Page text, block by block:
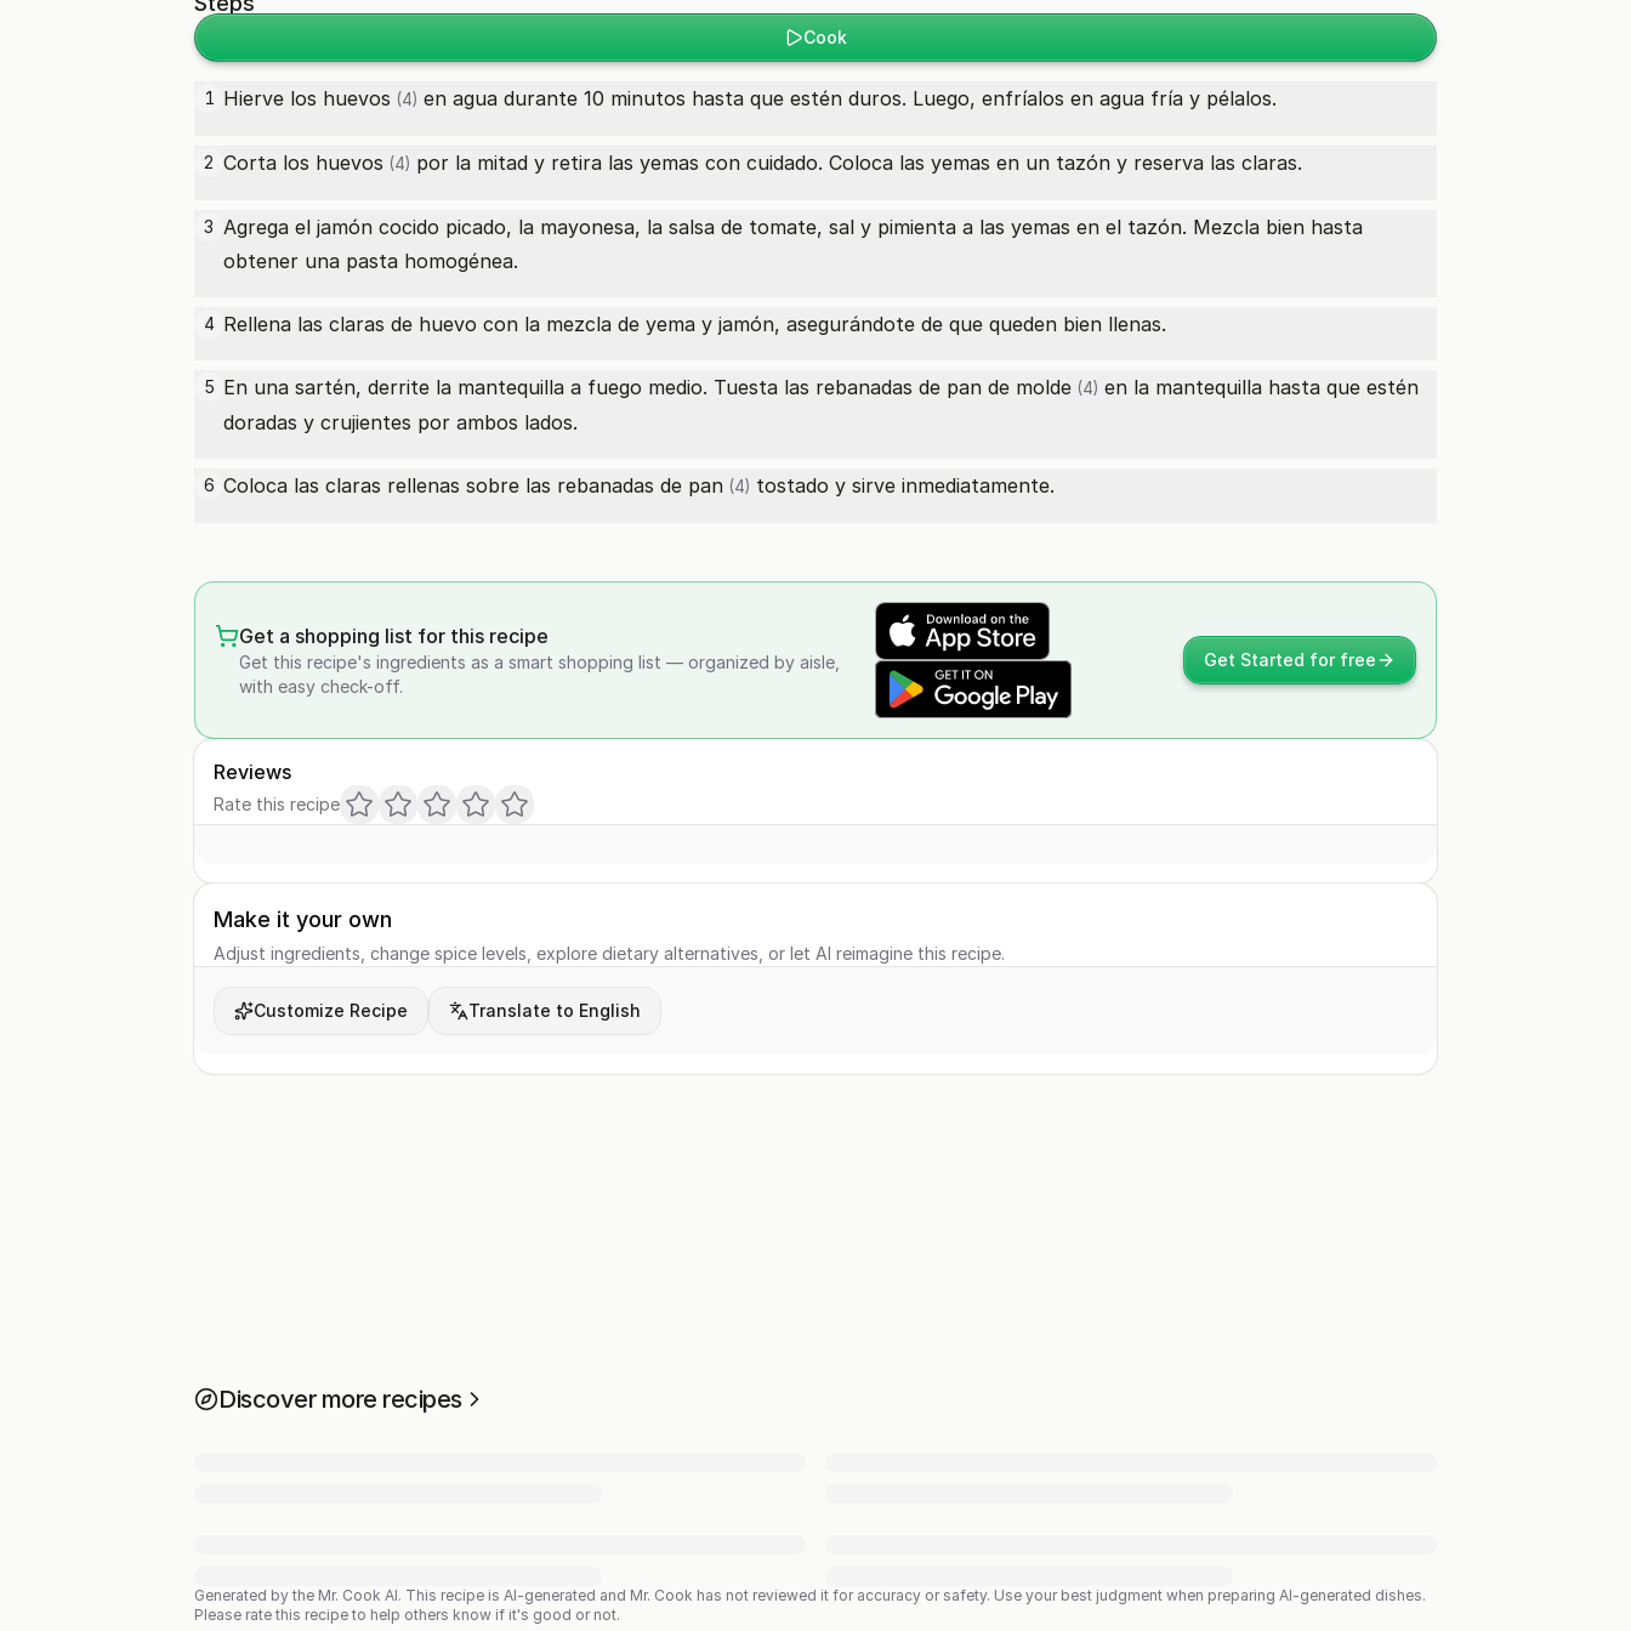
Cook
1 Hierve los huevos (4) en agua durante 10 minutos hasta que estén duros. Luego, enfríalos en agua fría y pélalos.
2 Corta los huevos (4) por la mitad y retira las yemas con cuidado. Coloca las yemas en un tazón y reserva las claras.
3 Agrega el jamón cocido picado, la mayonesa, la salsa de tomate, sal y pimienta a las yemas en el tazón. Mezcla bien hasta
obtener una pasta homogénea.
4 Rellena las claras de huevo con la mezcla de yema y jamón, asegurándote de que queden bien llenas.
5 En una sartén, derrite la mantequilla a fuego medio. Tuesta las rebanadas de pan de molde (4) en la mantequilla hasta que estén
doradas y crujientes por ambos lados.
6 Coloca las claras rellenas sobre las rebanadas de pan (4) tostado y sirve inmediatamente.
Get a shopping list for this recipe
Get this recipe's ingredients as a smart shopping list — organized by aisle,
with easy check-off.
Get Started for free
Reviews
Rate this recipe
Make it your own
Adjust ingredients, change spice levels, explore dietary alternatives, or let AI reimagine this recipe.
Customize Recipe Translate to English
Discover more recipes
Generated by the Mr. Cook AI. This recipe is AI-generated and Mr. Cook has not reviewed it for accuracy or safety. Use your best judgment when preparing AI-generated dishes.
Please rate this recipe to help others know if it's good or not.